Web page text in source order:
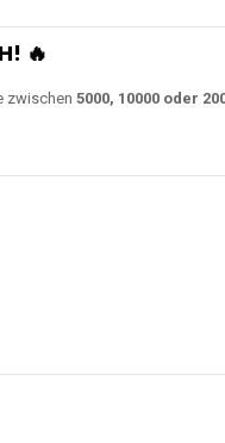
🔥
zwischen 5000, 10000 oder